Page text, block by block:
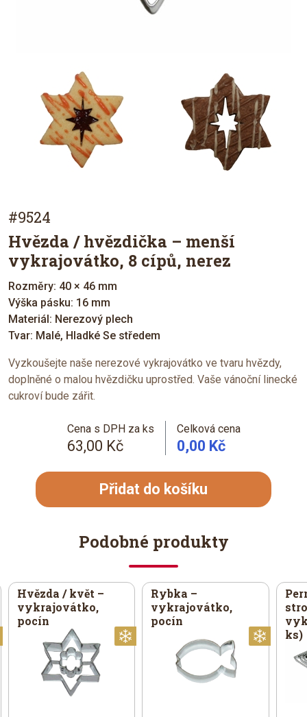
#9524
Hvězda / hvězdička – menší
vykrajovátko, 8 cípů, nerez
Rozměry: 40 × 46 mm
Výška pásku: 16 mm
Materiál: Nerezový plech
Tvar: Malé, Hladké Se středem
Vyzkoušejte naše nerezové vykrajovátko ve tvaru hvězdy,
doplněné o malou hvězdičku uprostřed. Vaše vánoční linecké
cukroví bude zářit.
Cena s DPH za ks
63,00 Kč
Celková cena
0,00 Kč
Přidat do košíku
Podobné produkty
Hvězda / květ –
vykrajovátko,
pocín
Rybka –
vykrajovátko,
pocín
ks)